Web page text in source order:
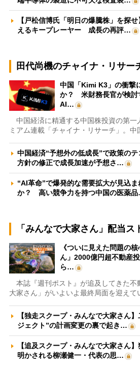
【戸松信博氏「明日の爆騰株」を探
えるキープレーヤー 成長の再評…
田代尚機のチャイナ・リサー
中国「Kimi K3」の衝撃
か？ 米財務長官が検討
AI…
中国経済に精通する中国株投資の第一
ミアム連載「チャイナ・リサーチ」。中
中国経済“予想外の低成長”で政策の
方針の修正で成長加速が予想さ…
“AI革命”で爆発的な需要拡大が見込
か？ 高い競争力を持つ中国の医薬
「みんなで大家さん」配当
《ついに見えた問題の
ん」2000億円超不動産
ら…
本誌『週刊ポスト』が追及してきた不
大家さん」がいよいよ最終局面を迎えて
【独走スクープ・みんなで大家さん
ジェクト”の計画変更の裏で起き…
【追及スクープ・みんなで大家さん
明かされる柳瀬健一・代表の思…